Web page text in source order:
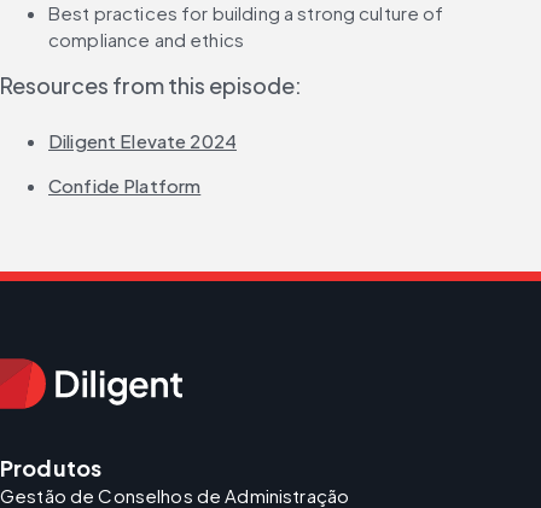
Best practices for building a strong culture of
compliance and ethics
Resources from this episode:
Diligent Elevate 2024
Confide Platform
Produtos
Gestão de Conselhos de Administração